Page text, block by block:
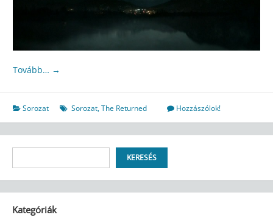
Tovább… →
Sorozat Sorozat,The Returned Hozzászólok!
KERESÉS
Kategóriák